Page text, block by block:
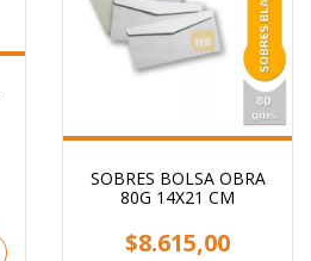
SOBRES BOLSA OBRA
80G 14X21 CM
$8.615,00